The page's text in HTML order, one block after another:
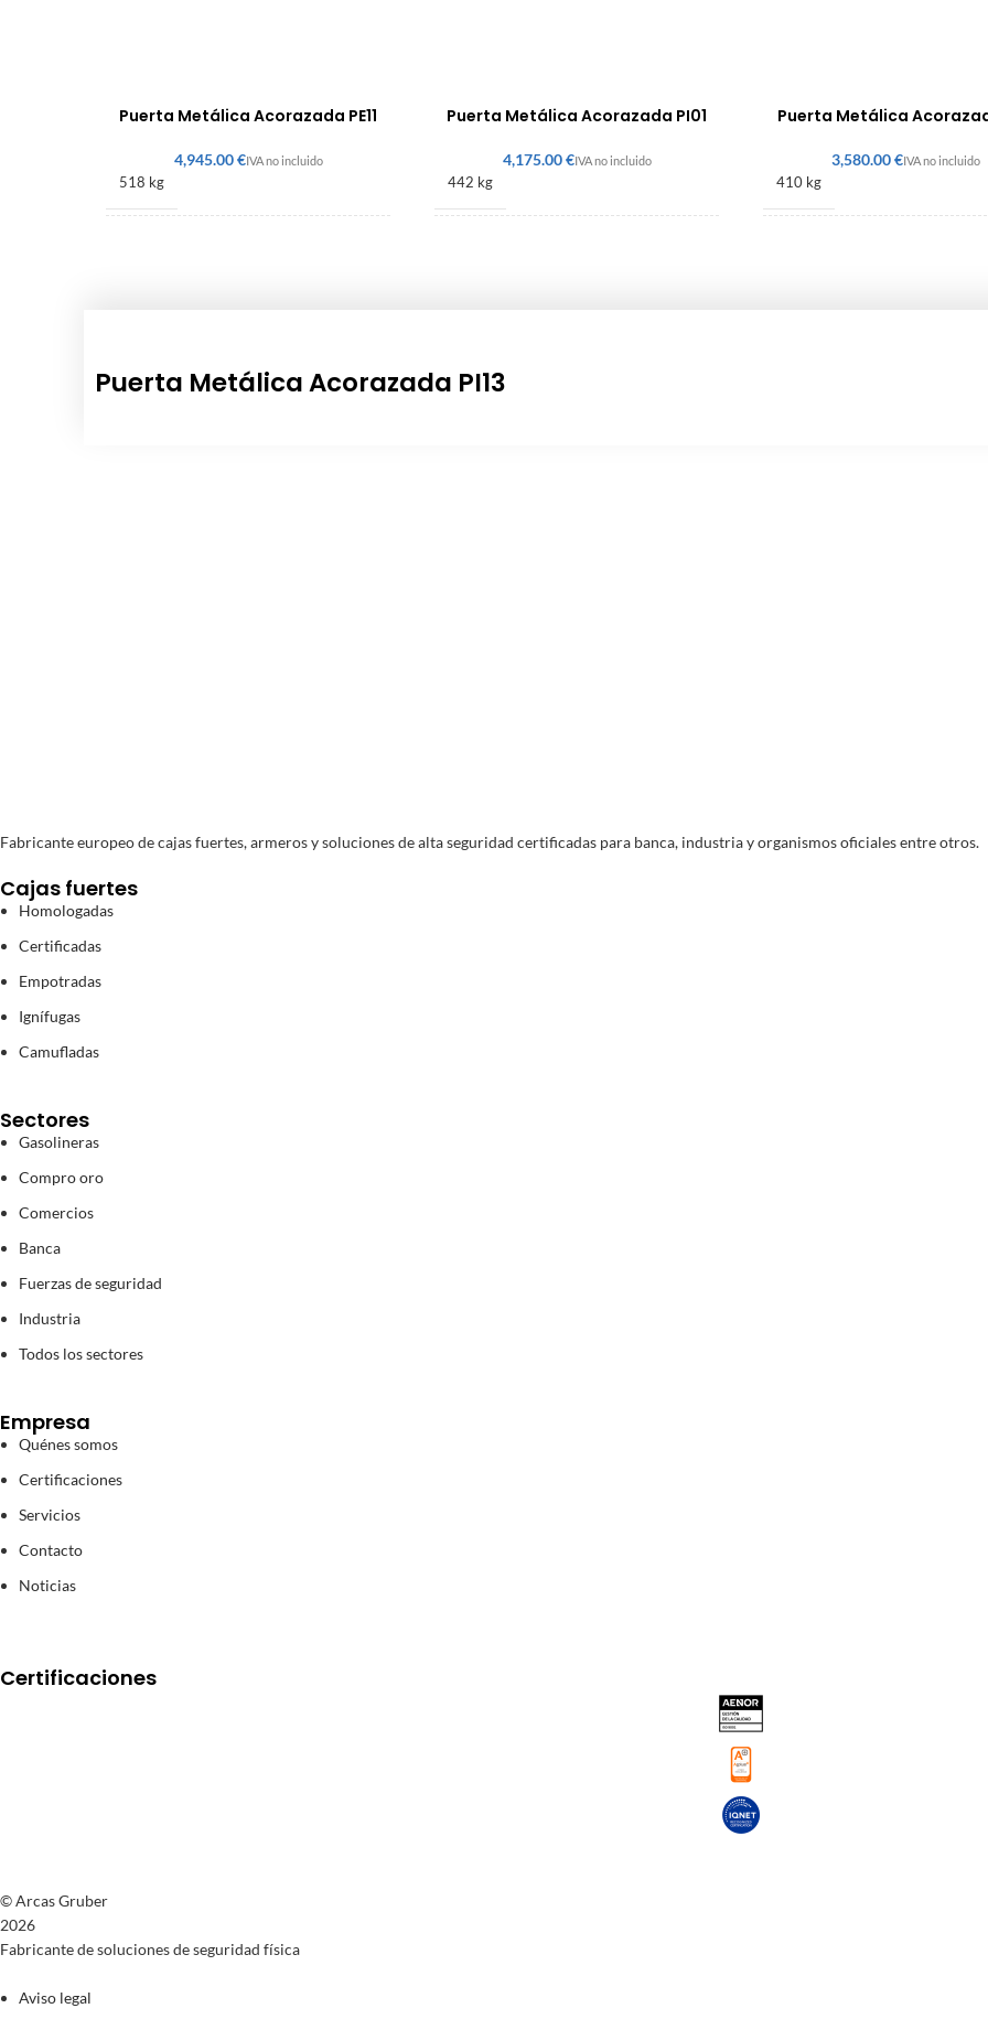
Puerta Metálica Acorazada PE11
€
518 kg
Puerta Metálica Acorazada PI01
€
442 kg
Puerta Metálica
€
410 kg
Puerta Metálica Acorazada PI13
Fabricante europeo de cajas fuertes, armeros y soluciones de alta seguridad certificadas para banca, industria y organismos oficiales entre otros.
Cajas fuertes
Homologadas
Certificadas
Empotradas
Ignífugas
Camufladas
Sectores
Gasolineras
Compro oro
Comercios
Banca
Fuerzas de seguridad
Industria
Todos los sectores
Empresa
Quénes somos
Certificaciones
Servicios
Contacto
Noticias
Certificaciones
© Arcas Gruber
2026
Fabricante de soluciones de seguridad física
Aviso legal